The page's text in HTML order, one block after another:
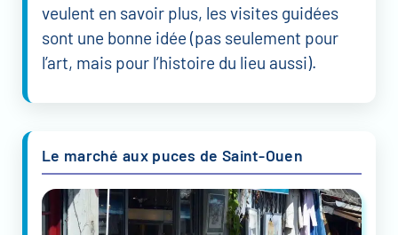
veulent en savoir plus, les visites guidées
sont une bonne idée (pas seulement pour
l’art, mais pour l’histoire du lieu aussi).
Le marché aux puces de Saint-Ouen